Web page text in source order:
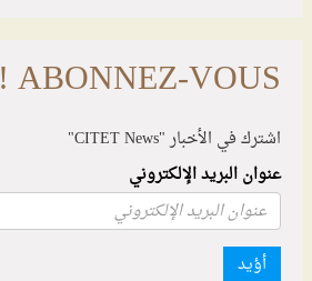
ABONNEZ-VOUS !
اشترك في الأخبار "CITET News"
عنوان البريد الإلكتروني
أؤيد